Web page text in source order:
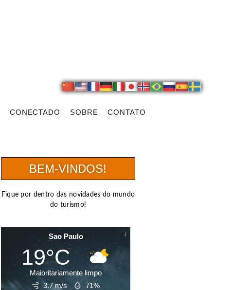
CONECTADO SOBRE CONTATO
BEM-VINDOS!
Fique por dentro das novidades do mundo
do turismo!
Sao Paulo
19°C
Maioritariamente limpo
3.7 m/s
71%